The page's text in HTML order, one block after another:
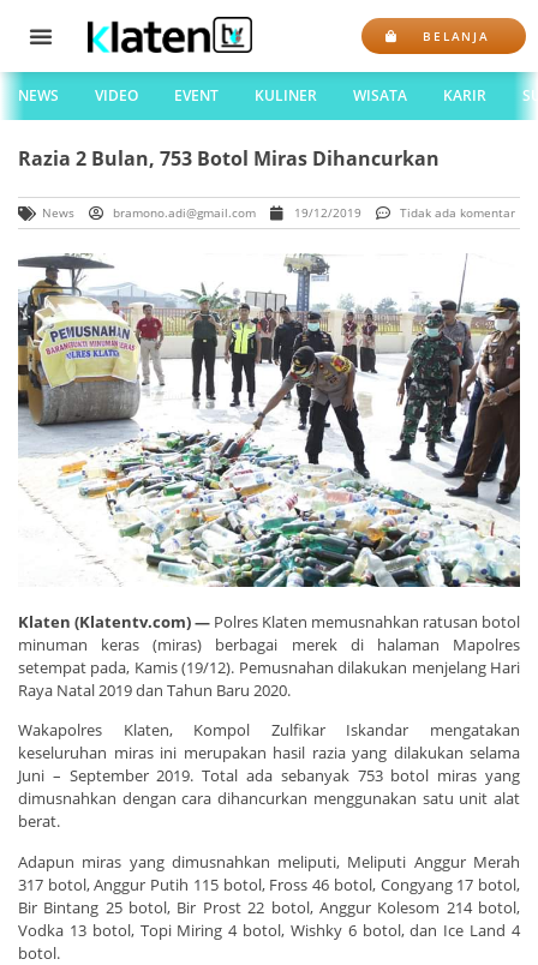
BELANJA
NEWS VIDEO EVENT KULINER WISATA KARIR
Razia 2 Bulan, 753 Botol Miras Dihancurkan
News bramono.adi@gmail.com 19/12/2019 Tidak ada komentar
Klaten (Klatentv.com) — Polres Klaten memusnahkan ratusan botol
minuman keras (miras) berbagai merek di halaman Mapolres
setempat pada, Kamis (19/12). Pemusnahan dilakukan menjelang Hari
Raya Natal 2019 dan Tahun Baru 2020.
Wakapolres Klaten, Kompol Zulfikar Iskandar mengatakan
keseluruhan miras ini merupakan hasil razia yang dilakukan selama
Juni – September 2019. Total ada sebanyak 753 botol miras yang
dimusnahkan dengan cara dihancurkan menggunakan satu unit alat
berat.
Adapun miras yang dimusnahkan meliputi, Meliputi Anggur Merah
317 botol, Anggur Putih 115 botol, Fross 46 botol, Congyang 17 botol,
Bir Bintang 25 botol, Bir Prost 22 botol, Anggur Kolesom 214 botol,
Vodka 13 botol, Topi Miring 4 botol, Wishky 6 botol, dan Ice Land 4
botol.